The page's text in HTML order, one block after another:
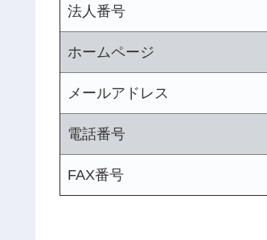
法人番号
ホームページ
メールアドレス
電話番号
FAX番号